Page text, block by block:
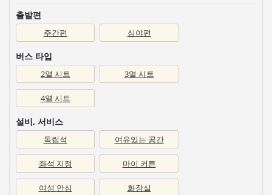
출발편
주간편 심야편
버스 타입
2열 시트 3열 시트
4열 시트
설비, 서비스
독립석 여유있는 공간
좌석 지정 마이 커튼
여성 안심 화장실